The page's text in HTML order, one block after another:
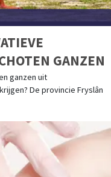
GANZEN
ganzen uit
De provincie Fryslân